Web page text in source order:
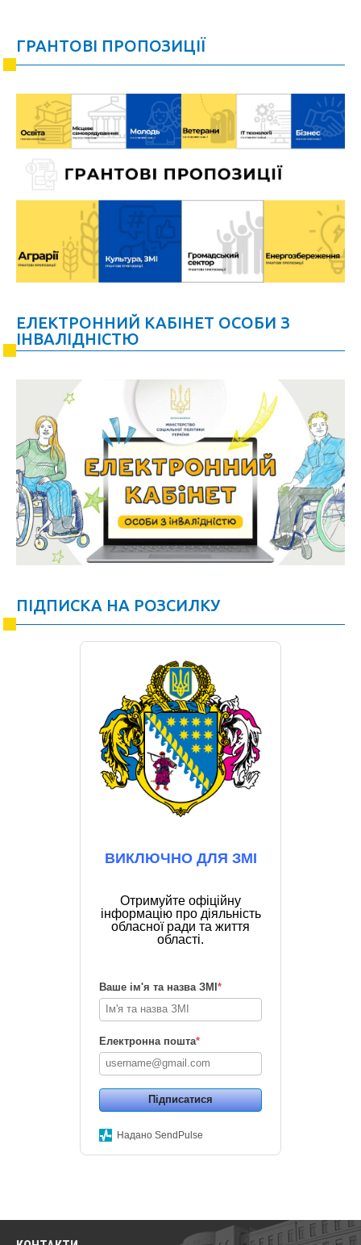
ГРАНТОВІ ПРОПОЗИЦІЇ
ЕЛЕКТРОННИЙ КАБІНЕТ ОСОБИ З
ІНВАЛІДНІСТЮ
ПІДПИСКА НА РОЗСИЛКУ
ВИКЛЮЧНО ДЛЯ ЗМІ
Отримуйте офіційну
інформацію про діяльність
обласної ради та життя
області.
Ваше ім'я та назва ЗМІ *
Електронна пошта*
Підписатися
Надано SendPulse